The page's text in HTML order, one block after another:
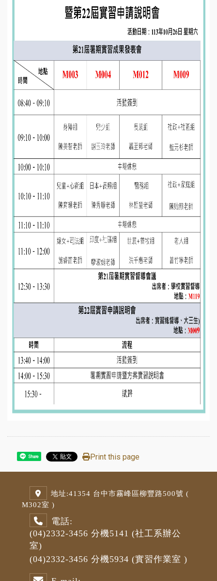
Share Print this page
地址:41354 台中市霧峰區柳豐路500號 (
M302室 )
電話:
(04)2332-3456 分機5141 (社工系辦公
室)
(04)2332-3456 分機5934 (實習作業室 )